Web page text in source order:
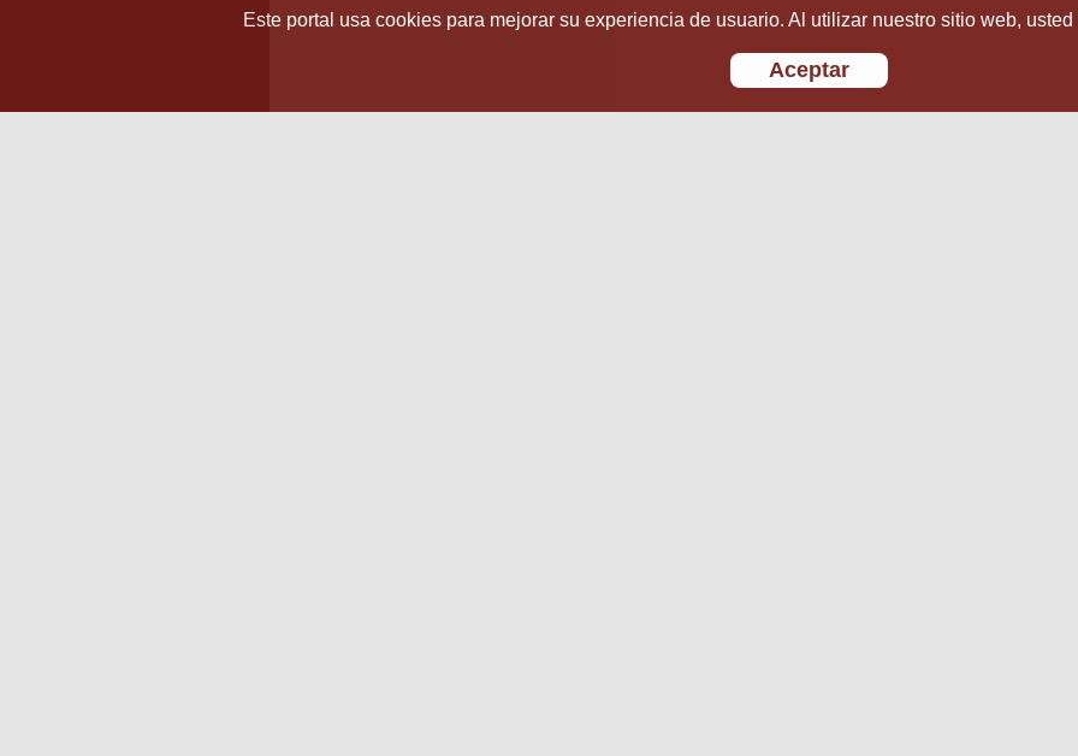
Este portal usa cookies para mejorar su experiencia de usuario. Al utilizar nuestro sitio web,
Aceptar